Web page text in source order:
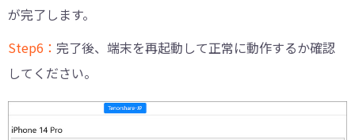
が完了します。
Step6： 完了後、端末を再起動して正常に動作するか確認
してください。